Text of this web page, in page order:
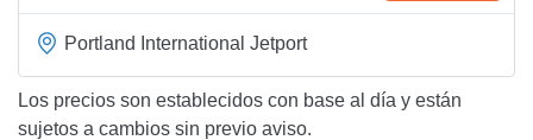
Portland International Jetport
Los precios son establecidos con base al día y están
sujetos a cambios sin previo aviso.